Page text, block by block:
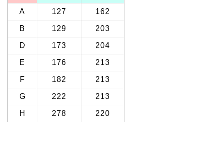
A 127 162
B 129 203
D 173 204
E 176 213
F 182 213
G 222 213
H 278 220